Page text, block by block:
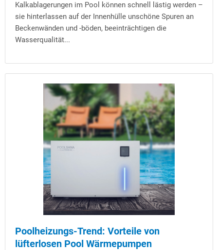
Kalkablagerungen im Pool können schnell lästig werden –
sie hinterlassen auf der Innenhülle unschöne Spuren an
Beckenwänden und -böden, beeinträchtigen die
Wasserqualität...
Poolheizungs-Trend: Vorteile von
lüfterlosen Pool Wärmepumpen